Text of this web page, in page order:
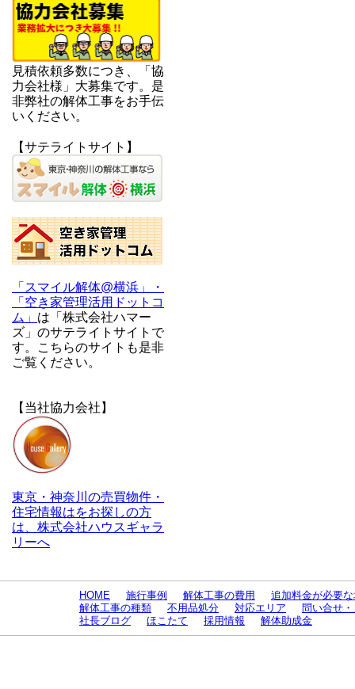
見積依頼多数につき、「協
力会社様」大募集です。是
非弊社の解体工事をお手伝
いください。
【サテライトサイト】
「スマイル解体@横浜」・
「空き家管理活用ドットコ
ム」 は「株式会社ハマー
ズ」のサテライトサイトで
す。こちらのサイトも是非
ご覧ください。
【当社協力会社】
東京・神奈川の売買物件・
住宅情報はをお探しの方
は、株式会社ハウスギャラ
リーへ
HOME 施行事例 解体工事の費用
追加料金が必要
解体工事の種類
不用品処分 対応エリア
問い合せ
社長ブログ
ほこたて 採用情報 解体助成金